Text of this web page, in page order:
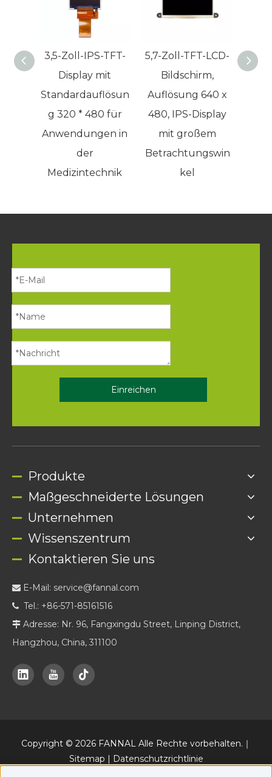
3,5-Zoll-IPS-TFT-
Display mit
Standardauflösun
g 320 * 480 für
Anwendungen in
der
Medizintechnik
5,7-Zoll-TFT-LCD-
Bildschirm,
Auflösung 640 x
480, IPS-Display
mit großem
Betrachtungswin
kel
Einreichen
Produkte
Maßgeschneiderte Lösungen
Unternehmen
Wissenszentrum
Kontaktieren Sie uns
 E-Mail: service@fannal.com
 Tel.: +86-571-85161516
 Adresse: Nr. 96, Fangxingdu Street, Linping District,
Hangzhou, China, 311100
Copyright © 2026FANNAL Alle Rechte vorbehalten.｜
Sitemap
Datenschutzrichtlinie